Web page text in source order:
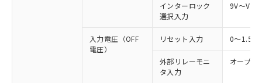
インターロック
選択入力
9V～Vs
入力電圧（OFF
電圧）
リセット入力 0～1.5V
外部リレーモニ
タ入力
オープン